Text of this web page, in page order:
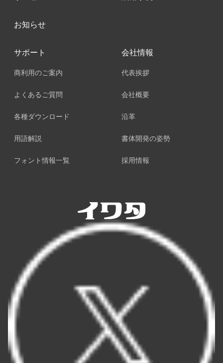
お知らせ
サポート
商利用のご案内
よくあるご質問
各種ダウンロード
用語解説
フォント情報一覧
会社情報
代表挨拶
会社概要
沿革
書体開発の姿勢
採用情報